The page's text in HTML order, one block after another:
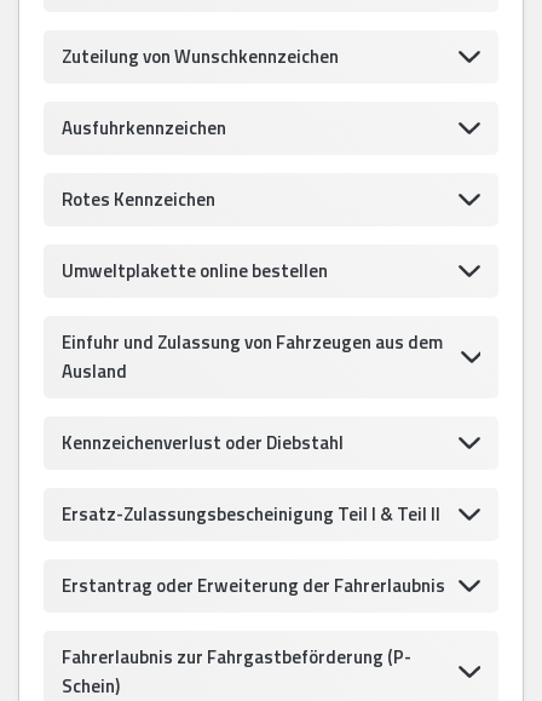
Zuteilung von Wunschkennzeichen
Ausfuhrkennzeichen
Rotes Kennzeichen
Umweltplakette online bestellen
Einfuhr und Zulassung von Fahrzeugen aus dem
Ausland
Kennzeichenverlust oder Diebstahl
Ersatz-Zulassungsbescheinigung Teil I & Teil II
Erstantrag oder Erweiterung der Fahrerlaubnis
Fahrerlaubnis zur Fahrgastbeförderung (P-
Schein)